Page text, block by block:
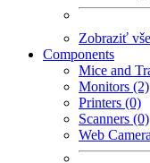
Zobraziť
Components
Mice and
Monitors (2)
Printers (0)
Scanners (0)
Web